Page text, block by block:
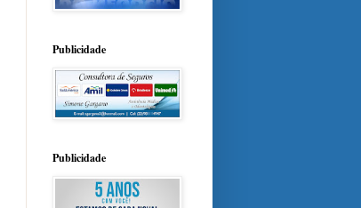
Publicidade
Publicidade